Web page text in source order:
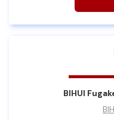
BIHUI